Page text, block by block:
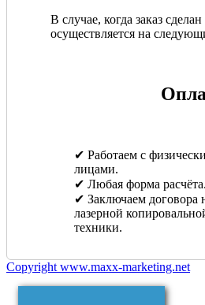
В случае, когда заказ
осуществляется на
✔ Работаем с
лицами.
✔ Любая форма расчёта.
✔ Заключаем договора
лазерной
техники.
Copyright www.maxx-marketing.net